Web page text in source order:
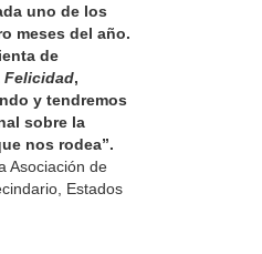
uno de los
meses del año.
de
Felicidad,
y tendremos
sobre la
nos rodea”.
Asociación de
Estados